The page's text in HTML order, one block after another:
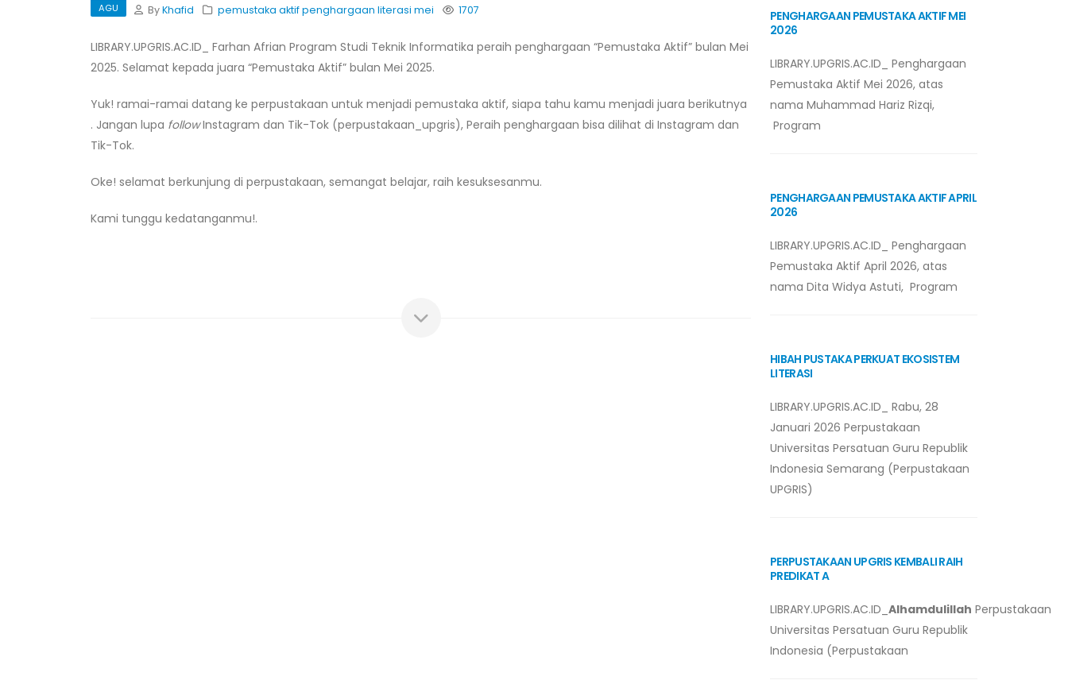
AGU ByKhafid pemustaka aktifpenghargaan literasi mei 1707
LIBRARY.UPGRIS.AC.ID_ Farhan Afrian Program Studi Teknik Informatika peraih penghargaan “Pemustaka Aktif” bulan Mei
2025. Selamat kepada juara “Pemustaka Aktif” bulan Mei 2025.
Yuk! ramai-ramai datang ke perpustakaan untuk menjadi pemustaka aktif, siapa tahu kamu menjadi juara berikutnya
. Jangan lupa followInstagram dan Tik-Tok (perpustakaan_upgris), Peraih penghargaan bisa dilihat di Instagram dan
Tik-Tok.
Oke! selamat berkunjung di perpustakaan, semangat belajar, raih kesuksesanmu.
Kami tunggu kedatanganmu!.
PENGHARGAAN PEMUSTAKA AKTIF MEI
2026
LIBRARY.UPGRIS.AC.ID_ Penghargaan
Pemustaka Aktif Mei 2026, atas
nama Muhammad Hariz Rizqi,
Program
PENGHARGAAN PEMUSTAKA AKTIF APRIL
2026
LIBRARY.UPGRIS.AC.ID_ Penghargaan
Pemustaka Aktif April 2026, atas
nama Dita Widya Astuti, Program
HIBAH PUSTAKA PERKUAT EKOSISTEM
LITERASI
LIBRARY.UPGRIS.AC.ID_ Rabu, 28
Januari 2026 Perpustakaan
Universitas Persatuan Guru Republik
Indonesia Semarang (Perpustakaan
UPGRIS)
PERPUSTAKAAN UPGRIS KEMBALI RAIH
PREDIKAT A
LIBRARY.UPGRIS.AC.ID_ Alhamdulillah Perpustakaan
Universitas Persatuan Guru Republik
Indonesia (Perpustakaan